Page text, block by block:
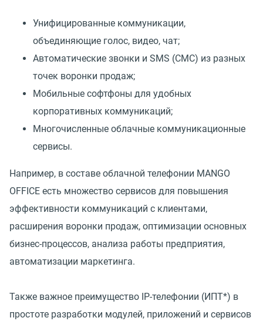
Унифицированные коммуникации,
объединяющие голос, видео, чат;
Автоматические звонки и SMS (СМС) из разных
точек воронки продаж;
Мобильные софтфоны для удобных
корпоративных коммуникаций;
Многочисленные облачные коммуникационные
сервисы.
Например, в составе облачной телефонии MANGO
OFFICE есть множество сервисов для повышения
эффективности коммуникаций с клиентами,
расширения воронки продаж, оптимизации основных
бизнес-процессов, анализа работы предприятия,
автоматизации маркетинга.
Также важное преимущество IP-телефонии (ИПТ*) в
простоте разработки модулей, приложений и сервисов